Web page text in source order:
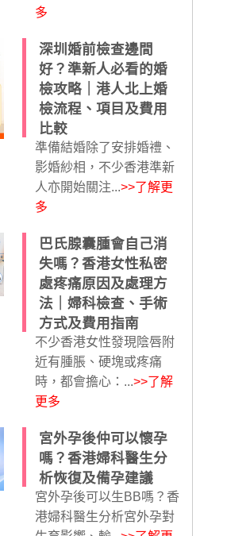
多
深圳婚前檢查邊間
好？準新人必看的婚
檢攻略｜港人北上婚
檢流程、項目及費用
比較
準備結婚除了安排婚禮、
影婚紗相，不少香港準新
人亦開始關注...>>了解更
多
巴氏腺囊腫會自己消
失嗎？香港女性私密
處疼痛原因及處理方
法｜婦科檢查、手術
方式及費用指南
不少香港女性發現陰唇附
近有腫脹、硬塊或疼痛
時，都會擔心：...>>了解
更多
宮外孕後仲可以懷孕
嗎？香港婦科醫生分
析恢復及備孕建議
宮外孕後可以生BB嗎？香
港婦科醫生分析宮外孕對